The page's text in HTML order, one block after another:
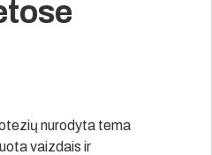
nurodyta tema
vaizdais ir